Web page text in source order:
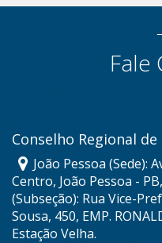
Fale
Conselho Regional
João Pessoa (Sede):
Centro, João Pessoa -
(Subseção): Rua Vice-
Sousa, 450, EMP.
Estação Velha.